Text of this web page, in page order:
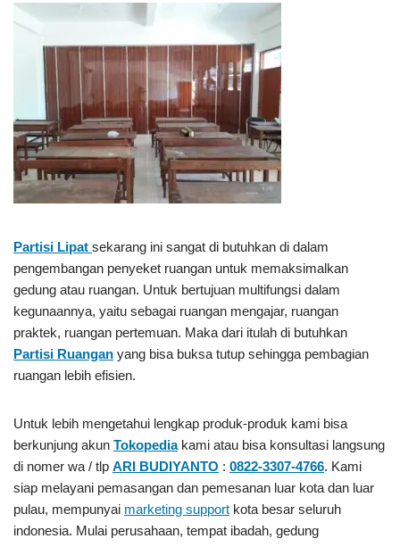
Partisi Lipat sekarang ini sangat di butuhkan di dalam
pengembangan penyeket ruangan untuk memaksimalkan
gedung atau ruangan. Untuk bertujuan multifungsi dalam
kegunaannya, yaitu sebagai ruangan mengajar, ruangan
praktek, ruangan pertemuan. Maka dari itulah di butuhkan
Partisi Ruangan yang bisa buksa tutup sehingga pembagian
ruangan lebih efisien.
Untuk lebih mengetahui lengkap produk-produk kami bisa
berkunjung akun Tokopediakami atau bisa konsultasi langsung
di nomer wa / tlp ARI BUDIYANTO : 0822-3307-4766. Kami
siap melayani pemasangan dan pemesanan luar kota dan luar
pulau, mempunyai marketing support kota besar seluruh
indonesia. Mulai perusahaan, tempat ibadah, gedung